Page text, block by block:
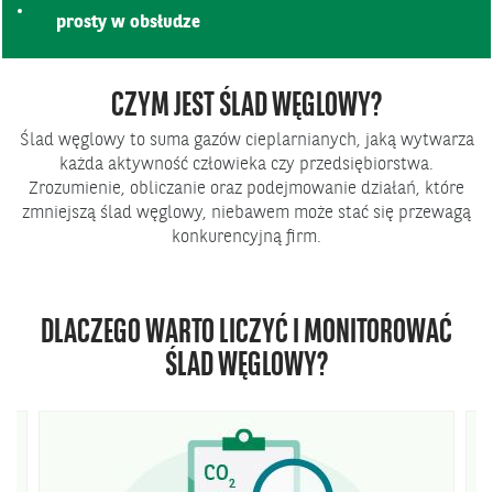
prosty w obsłudze
CZYM JEST ŚLAD WĘGLOWY?
Ślad węglowy to suma gazów cieplarnianych, jaką wytwarza
każda aktywność człowieka czy przedsiębiorstwa.
Zrozumienie, obliczanie oraz podejmowanie działań, które
zmniejszą ślad węglowy, niebawem może stać się przewagą
konkurencyjną firm.
DLACZEGO WARTO LICZYĆ I MONITOROWAĆ
ŚLAD WĘGLOWY?